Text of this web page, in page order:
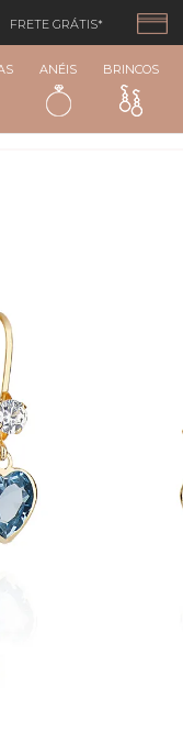
FRETE GRÁTIS*
ANÉIS BRINCOS